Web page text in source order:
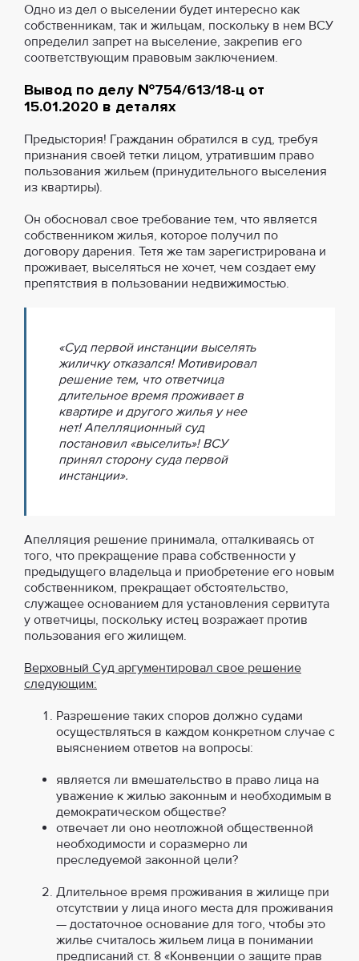
Одно из дел о выселении будет интересно как
собственникам, так и жильцам, поскольку в нем ВСУ
определил запрет на выселение, закрепив его
соответствующим правовым заключением.
Вывод по делу №754/613/18-ц от
15.01.2020 в деталях
Предыстория! Гражданин обратился в суд, требуя
признания своей тетки лицом, утратившим право
пользования жильем (принудительного выселения
из квартиры).
Он обосновал свое требование тем, что является
собственником жилья, которое получил по
договору дарения. Тетя же там зарегистрирована и
проживает, выселяться не хочет, чем создает ему
препятствия в пользовании недвижимостью.
«Суд первой инстанции выселять
жиличку отказался! Мотивировал
решение тем, что ответчица
длительное время проживает в
квартире и другого жилья у нее
нет! Апелляционный суд
постановил «выселить»! ВСУ
принял сторону суда первой
инстанции».
Апелляция решение принимала, отталкиваясь от
того, что прекращение права собственности у
предыдущего владельца и приобретение его новым
собственником, прекращает обстоятельство,
служащее основанием для установления сервитута
у ответчицы, поскольку истец возражает против
пользования его жилищем.
Верховный Суд аргументировал свое решение
следующим:
Разрешение таких споров должно судами
осуществляться в каждом конкретном случае с
выяснением ответов на вопросы:
является ли вмешательство в право лица на
уважение к жилью законным и необходимым в
демократическом обществе?
отвечает ли оно неотложной общественной
необходимости и соразмерно ли
преследуемой законной цели?
Длительное время проживания в жилище при
отсутствии у лица иного места для проживания
— достаточное основание для того, чтобы это
жилье считалось жильем лица в понимании
предписаний ст. 8 «Конвенции о защите прав